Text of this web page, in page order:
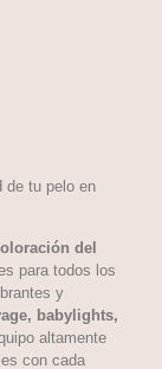
de tu pelo en
del
para todos los
y
babylights,
altamente
con cada